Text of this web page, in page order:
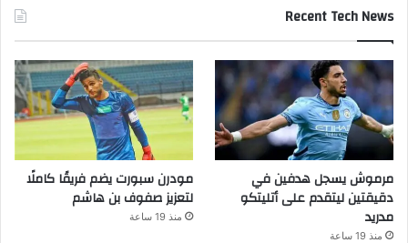
Recent Tech News
مرموش يسجل هدفين في
دقيقتين ليتقدم على أتليتكو
مدريد
منذ 19 ساعة
مودرن سبورت يضم فريقًا كاملًا
لتعزيز صفوف بن هاشم
منذ 19 ساعة